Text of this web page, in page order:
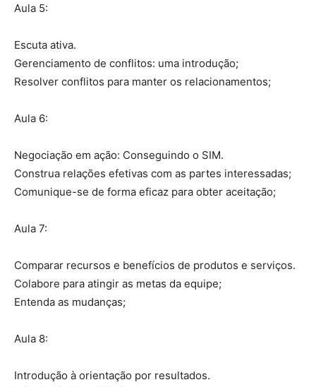
Aula 5:
Escuta ativa.
Gerenciamento de conflitos: uma introdução;
Resolver conflitos para manter os relacionamentos;
Aula 6:
Negociação em ação: Conseguindo o SIM.
Construa relações efetivas com as partes interessadas;
Comunique-se de forma eficaz para obter aceitação;
Aula 7:
Comparar recursos e benefícios de produtos e serviços.
Colabore para atingir as metas da equipe;
Entenda as mudanças;
Aula 8:
Introdução à orientação por resultados.